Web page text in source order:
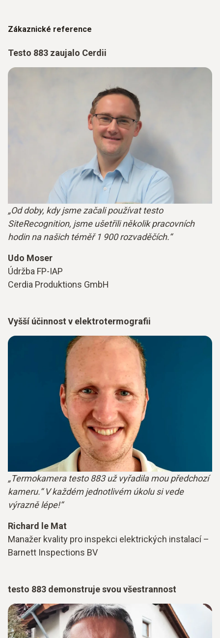
Zákaznické reference
Testo 883 zaujalo Cerdii
„Od doby, kdy jsme začali používat testo
SiteRecognition, jsme ušetřili několik pracovních
hodin na našich téměř 1 900 rozvaděčích.“
Udo Moser
Údržba FP-IAP
Cerdia Produktions GmbH
Vyšší účinnost v elektrotermografii
„Termokamera testo 883 už vyřadila mou předchozí
kameru.“ V každém jednotlivém úkolu si vede
výrazně lépe!“
Richard le Mat
Manažer kvality pro inspekci elektrických instalací –
Barnett Inspections BV
testo 883 demonstruje svou všestrannost